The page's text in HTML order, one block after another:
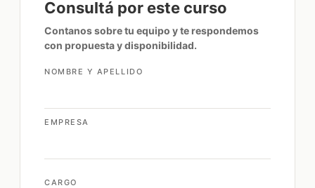
Consultá por este curso
Contanos sobre tu equipo y te respondemos
con propuesta y disponibilidad.
NOMBRE Y APELLIDO
EMPRESA
CARGO